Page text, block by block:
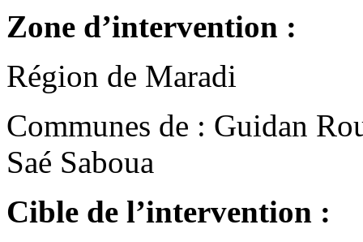
Zone d’intervention :
Région de Maradi
Communes de : Guidan
Saé Saboua
Cible de l’intervention :